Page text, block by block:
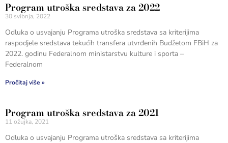
Program utroška sredstava za 2022
30 svibnja, 2022
Odluka o usvajanju Programa utroška sredstava sa kriterijima
raspodjele sredstava tekućih transfera utvrđenih Budžetom FBiH za
2022. godinu Federalnom ministarstvu kulture i sporta –
Federalnom
Pročitaj više »
Program utroška sredstava za 2021
11 ožujka, 2021
Odluka o usvajanju Programa utroška sredstava sa kriterijima